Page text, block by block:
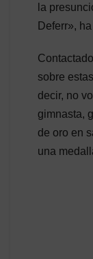
la
Deferr»,
sobre
decir, no
gimnasta,
de oro en
una